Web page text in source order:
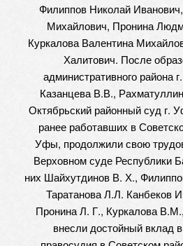
Филиппов Николай
Михайлович, Пронина
Куркалова Валентина
Халитович. После
административного района
Казанцева В.В.,
Октябрьский районный суд г.
ранее работавших в
Уфы, продолжили свою
Верховном суде Республики
них Шайхутдинов В. Х.,
Таратанова Л.Л. Канбеков
Пронина Л. Г., Куркалова
внесли достойный вклад